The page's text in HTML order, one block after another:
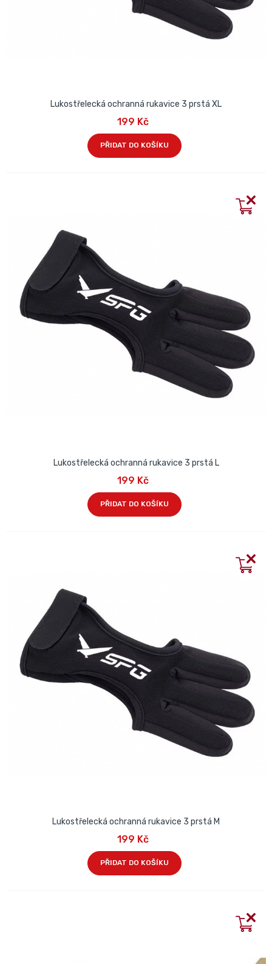
Lukostřelecká ochranná rukavice 3 prstá XL
199 Kč
PŘIDAT DO KOŠÍKU
Lukostřelecká ochranná rukavice 3 prstá L
199 Kč
PŘIDAT DO KOŠÍKU
Lukostřelecká ochranná rukavice 3 prstá M
199 Kč
PŘIDAT DO KOŠÍKU